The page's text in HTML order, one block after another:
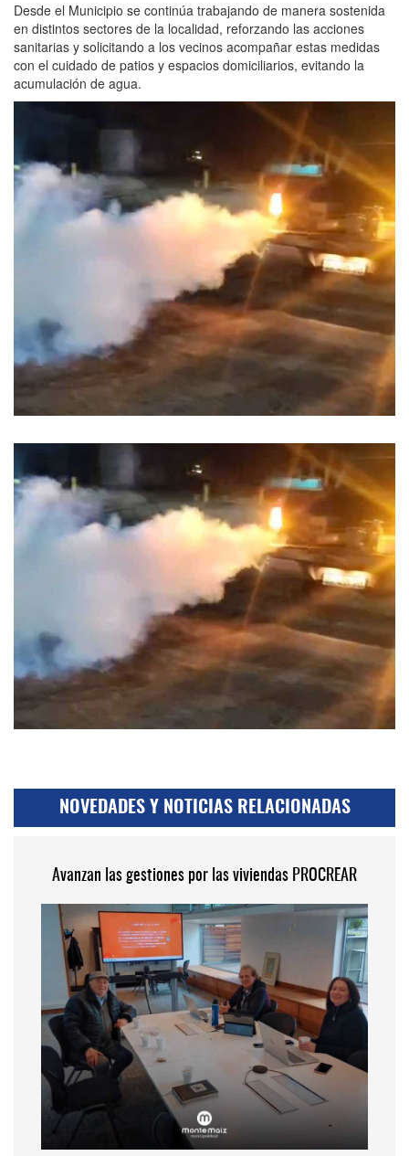
Desde el Municipio se continúa trabajando de manera sostenida
en distintos sectores de la localidad, reforzando las acciones
sanitarias y solicitando a los vecinos acompañar estas medidas
con el cuidado de patios y espacios domiciliarios, evitando la
acumulación de agua.
NOVEDADES Y NOTICIAS RELACIONADAS
Avanzan las gestiones por las viviendas PROCREAR